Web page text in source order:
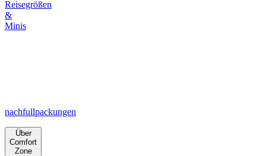
Reisegrößen
&
Minis
nachfullpackungen
Über
Comfort
Zone